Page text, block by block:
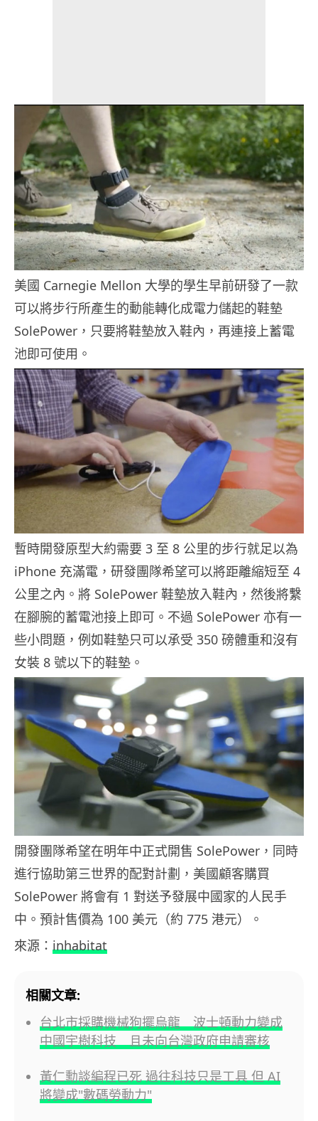
美國 Carnegie Mellon 大學的學生早前研發了一款
可以將步行所產生的動能轉化成電力儲起的鞋墊
SolePower，只要將鞋墊放入鞋內，再連接上蓄電
池即可使用。
暫時開發原型大約需要 3 至 8 公里的步行就足以為
iPhone 充滿電，研發團隊希望可以將距離縮短至 4
公里之內。將 SolePower 鞋墊放入鞋內，然後將繫
在腳腕的蓄電池接上即可。不過 SolePower 亦有一
些小問題，例如鞋墊只可以承受 350 磅體重和沒有
女裝 8 號以下的鞋墊。
開發團隊希望在明年中正式開售 SolePower，同時
進行協助第三世界的配對計劃，美國顧客購買
SolePower 將會有 1 對送予發展中國家的人民手
中。預計售價為 100 美元（約 775 港元）。
來源： inhabitat
相關文章:
台北市採購機械狗擺烏龍 波士頓動力變成
中國宇樹科技 且未向台灣政府申請審核
黃仁勳談編程已死 過往科技只是工具 但 AI
將變成"數碼勞動力"